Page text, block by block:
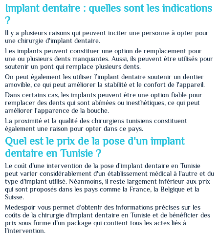
Implant dentaire : quelles sont les indications
?
Il y a plusieurs raisons qui peuvent inciter une personne à opter pour
une chirurgie d'implant dentaire.
Les implants peuvent constituer une option de remplacement pour
une ou plusieurs dents manquantes. Aussi, ils peuvent être utilisés pour
soutenir un pont qui remplace plusieurs dents.
On peut également les utiliser l’implant dentaire soutenir un dentier
amovible, ce qui peut améliorer la stabilité et le confort de l'appareil.
Dans certains cas, les implants peuvent être une option fiable pour
remplacer des dents qui sont abîmées ou inesthétiques, ce qui peut
améliorer l'apparence de la bouche.
La proximité et la qualité des chirurgiens tunisiens constituent
également une raison pour opter dans ce pays.
Quel est le prix de la pose d'un implant
dentaire en Tunisie ?
Le coût d’une intervention de la pose d'implant dentaire en Tunisie
peut varier considérablement d'un établissement médical à l'autre et du
type d’implant utilisé. Néanmoins, il reste largement inférieur aux prix
qui sont proposés dans les pays comme la France, la Belgique et la
Suisse.
Medespoir vous permet d’obtenir des informations précises sur les
coûts de la chirurgie d'implant dentaire en Tunisie et de bénéficier des
prix sous forme d’un package qui contient tous les actes liés à
l’intervention.